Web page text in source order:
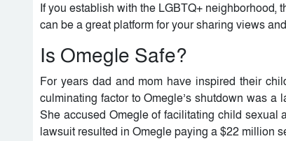
If you establish with the LGBTQ+ neighborhood,
can be a great platform for your sharing views
Is Omegle Safe?
For years dad and mom have inspired their
culminating factor to Omegle’s shutdown was
She accused Omegle of facilitating child sexual
lawsuit resulted in Omegle paying a $22 million